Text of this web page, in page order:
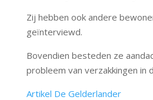
Zij hebben ook andere
geïnterviewd.
Bovendien besteden ze
probleem van verzakkingen in
Artikel De Gelderlander